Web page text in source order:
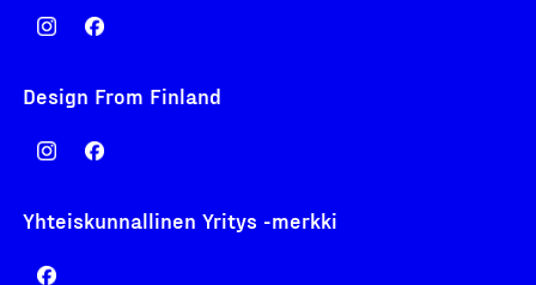
Design From Finland
Yhteiskunnallinen Yritys -merkki